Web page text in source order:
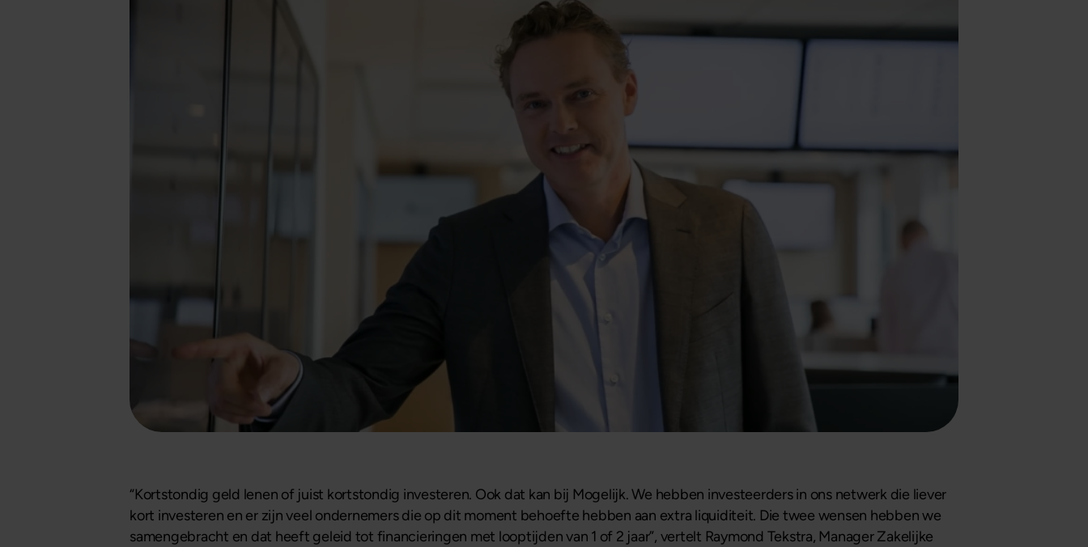
“Kortstondig geld lenen of juist kortstondig investeren. Ook dat kan bij Mogelijk. We hebben investeerders in ons netwerk die liever
kort investeren en er zijn veel ondernemers die op dit moment behoefte hebben aan extra liquiditeit. Die twee wensen hebben we
samengebracht en dat heeft geleid tot financieringen met looptijden van 1 of 2 jaar”, vertelt Raymond Tekstra, Manager Zakelijke